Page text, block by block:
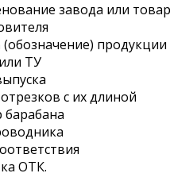
завода или
(обозначение) продукции
ТУ
с их длиной
барабана
ОТК.